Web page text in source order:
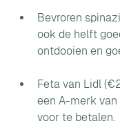
Bevroren
ook de helft
ontdooien en
Feta van Lidl
een A-merk
voor te betalen.